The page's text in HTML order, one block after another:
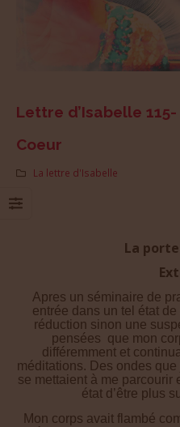
Coeur
La lettre d'Isabelle
Apres un séminaire de
entrée dans un tel état
réduction sinon une
pensées que mon
différemment et
méditations. Des ondes
se mettaient à me parcourir
état d’être plus
Mon corps avait flambé
méditations en retraite.
ma chair et les